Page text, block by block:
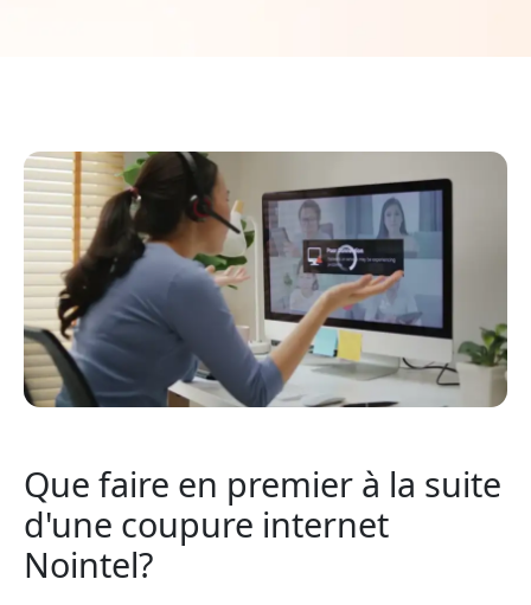
Que faire en premier à la suite
d'une coupure internet
Nointel?